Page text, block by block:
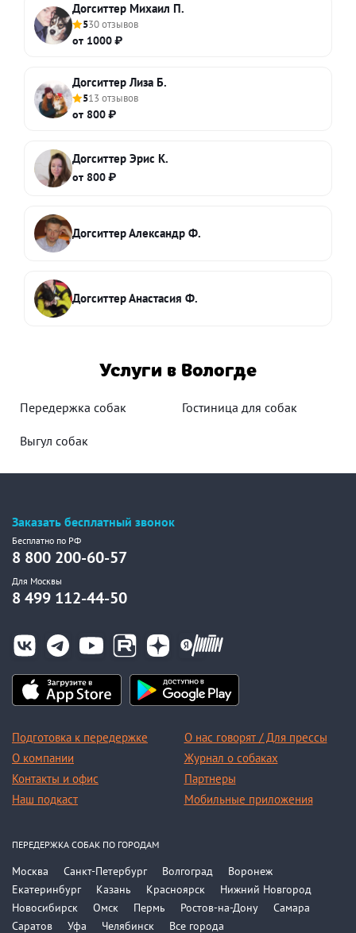
Догситтер Михаил П.
530 отзывов
от 1000 ₽
Догситтер Лиза Б.
513 отзывов
от 800 ₽
Догситтер Эрис К.
от 800 ₽
Догситтер Александр Ф.
Догситтер Анастасия Ф.
Услуги в Вологде
Передержка собак Гостиница для собак
Выгул собак
Заказать бесплатный звонок
Бесплатно по РФ
8 800 200-60-57
Для Москвы
8 499 112-44-50
Подготовка к передержке
О компании
Контакты и офис
Наш подкаст
О нас говорят / Для прессы
Журнал о собаках
Партнеры
Мобильные приложения
ПЕРЕДЕРЖКА СОБАК ПО ГОРОДАМ
Москва Санкт-Петербург Волгоград
Воронеж
Екатеринбург
Казань Красноярск
Нижний Новгород
Новосибирск
Омск Пермь Ростов-на-Дону
Самара
Саратов
Уфа Челябинск Все города